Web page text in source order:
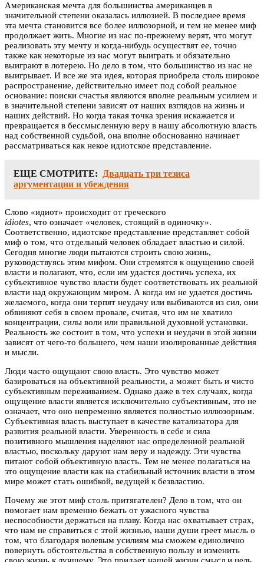
Американская мечта для большинства американцев в
значительной степени оказалась иллюзией. В последнее время
эта мечта становится все более иллюзорной, и тем не менее миф
продолжает жить. Многие из нас по-прежнему верят, что могут
реализовать эту мечту и когда-нибудь осуществят ее, точно
также как некоторые из нас могут выиграть и обязательно
выиграют в лотерею. Но дело в том, что большинство из нас не
выигрывает. И все же эта идея, которая приобрела столь широкое
распространение, действительно имеет под собой реальное
основание: поиски счастья являются вполне реальным усилием и
в значительной степени зависят от наших взглядов на жизнь и
наших действий. Но когда такая точка зрения искажается и
превращается в бессмысленную веру в нашу абсолютную власть
над собственной судьбой, она вполне обоснованно начинает
рассматриваться как некое идиотское представление.
ЕЩЕ СМОТРИТЕ: Двадцать три тезиса
аргументации и убеждения
Слово «идиот» происходит от греческого
idiotes, что означает «человек, стоящий в одиночку».
Соответственно, идиотское представление представляет собой
миф о том, что отдельный человек обладает властью и силой.
Сегодня многие люди пытаются строить свою жизнь,
руководствуясь этим мифом. Они стремятся к ощущению своей
власти и полагают, что, если им удастся достичь успеха, их
субъективное чувство власти будет соответствовать их реальной
власти над окружающим миром. А когда им не удается достичь
желаемого, когда они терпят неудачу или выбиваются из сил, они
обвиняют себя в своем провале, считая, что им не хватило
концентрации, силы воли или правильной духовной установки.
Реальность же состоит в том, что успехи и неудачи в этой жизни
зависят от чего-то большего, чем наши изолированные действия
и мысли.
Люди часто ощущают свою власть. Это чувство может
базироваться на объективной реальности, а может быть и чисто
субъективным переживанием. Однако даже в тех случаях, когда
ощущение власти является исключительно субъективным, это не
означает, что оно непременно является полностью иллюзорным.
Субъективная власть выступает в качестве катализатора для
развития реальной власти. Уверенность в себе и сила
позитивного мышления наделяют нас определенной реальной
властью, поскольку даруют нам веру и надежду. Эти чувства
питают собой объективную власть. Тем не менее полагаться на
это ощущение власти как на стабильный источник власти в этом
мире может стать ошибкой, ведущей к безвластию.
Почему же этот миф столь притягателен? Дело в том, что он
помогает нам временно бежать от ужасного чувства
неспособности держаться на плаву. Когда нас охватывает страх,
что нам не справиться с этой жизнью, наши души греет мысль о
том, что благодаря волевым усилиям мы сможем единолично
повернуть обстоятельства в собственную пользу и изменить